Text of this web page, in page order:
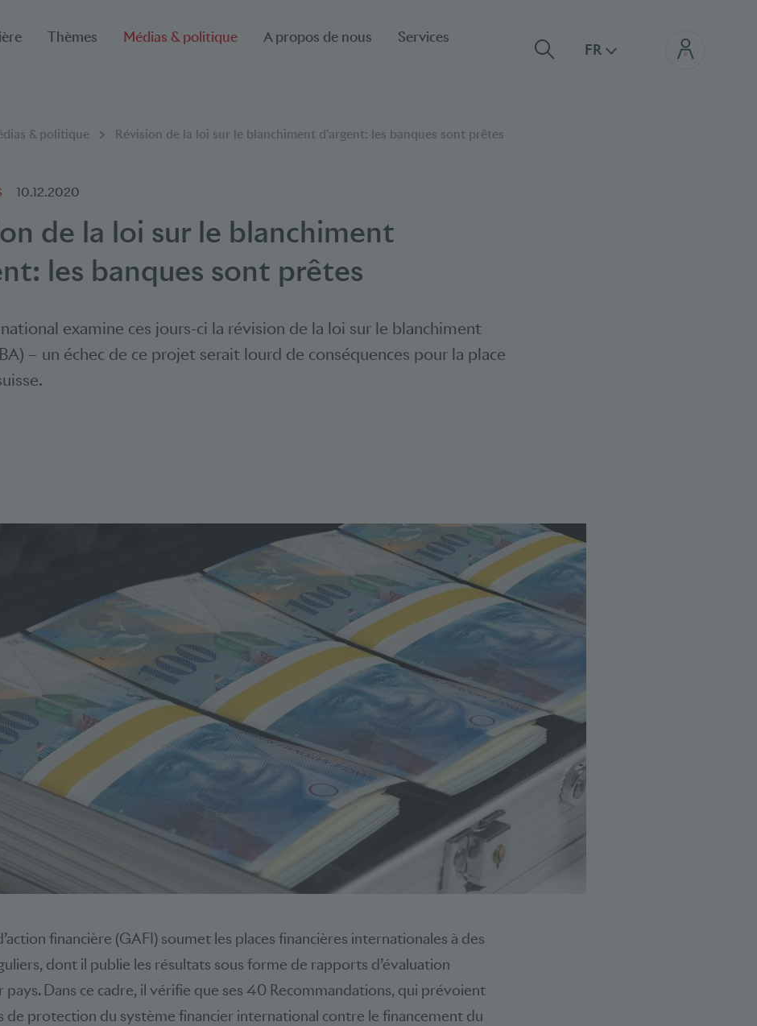
Thèmes Médias & politique A propos de nous
Services
FR
& politique Révision de la loi sur le blanchiment d’argent: les banques sont prêtes
10.12.2020
de la loi sur le blanchiment
les banques sont prêtes
examine ces jours-ci la révision de la loi sur le blanchiment
– un échec de ce projet serait lourd de conséquences pour la place
Bookmarks
financière (GAFI) soumet les places financières internationales à des
dont il publie les résultats sous forme de rapports d’évaluation
pays. Dans ce cadre, il vérifie que ses 40 Recommandations, qui prévoient
de protection du système financier international contre le financement du